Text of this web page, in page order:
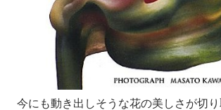
今にも動き出しそうな花の美しさが切